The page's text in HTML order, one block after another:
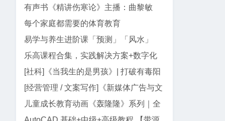
郭德纲三国智慧与处世真经
有声书《精讲伤寒论》主播：曲黎敏
【全138集】
每个家庭都需要的体育教育
易学与养生进阶课「预测」「风水」
「面相」迷罗授课
乐高课程合集，实践解决方案+数字化
教学资源
[社科]《当我生的是男孩》| 打破有毒阳
刚气质的女性主义养育指南
[经营管理 / 文案写作]《新媒体广告与文
案写作》| AI 时代文案创作指南
儿童成长教育动画《轰隆隆》系列｜全